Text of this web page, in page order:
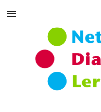
Skip to main content